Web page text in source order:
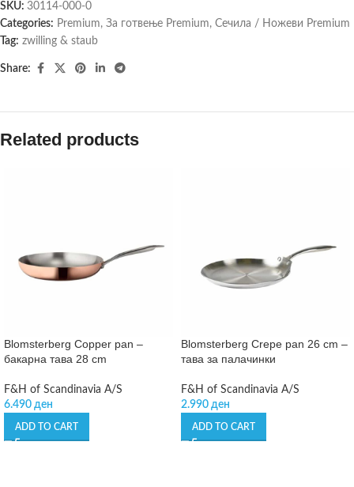
SKU: 30114-000-0
Categories: Premium, За готвење Premium, Сечила / Ножеви Premium
Tag: zwilling & staub
Share:
Related products
Blomsterberg Copper pan –
бакарна тава 28 cm
F&H of Scandinavia A/S
6.490 ден
ADD TO CART
Blomsterberg Crepe pan 26 cm –
тава за палачинки
F&H of Scandinavia A/S
2.990 ден
ADD TO CART